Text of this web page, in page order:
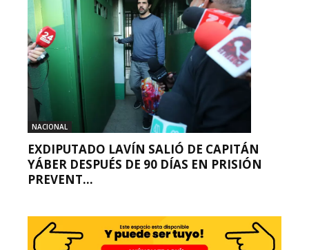
NACIONAL
EXDIPUTADO LAVÍN SALIÓ DE CAPITÁN
YÁBER DESPUÉS DE 90 DÍAS EN PRISIÓN
PREVENT...